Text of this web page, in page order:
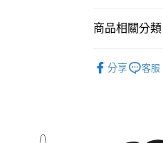
聯邦商業銀行
台新國際商業
【關於「AFTEE
３．安心：先
商品相關分
分享 客服